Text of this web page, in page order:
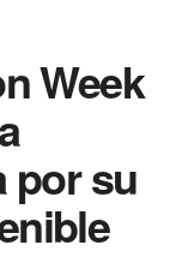
Week
por su